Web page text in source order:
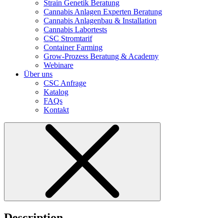
Strain Genetik Beratung
Cannabis Anlagen Experten Beratung
Cannabis Anlagenbau & Installation
Cannabis Labortests
CSC Stromtarif
Container Farming
Grow-Prozess Beratung & Academy
Webinare
Über uns
CSC Anfrage
Katalog
FAQs
Kontakt